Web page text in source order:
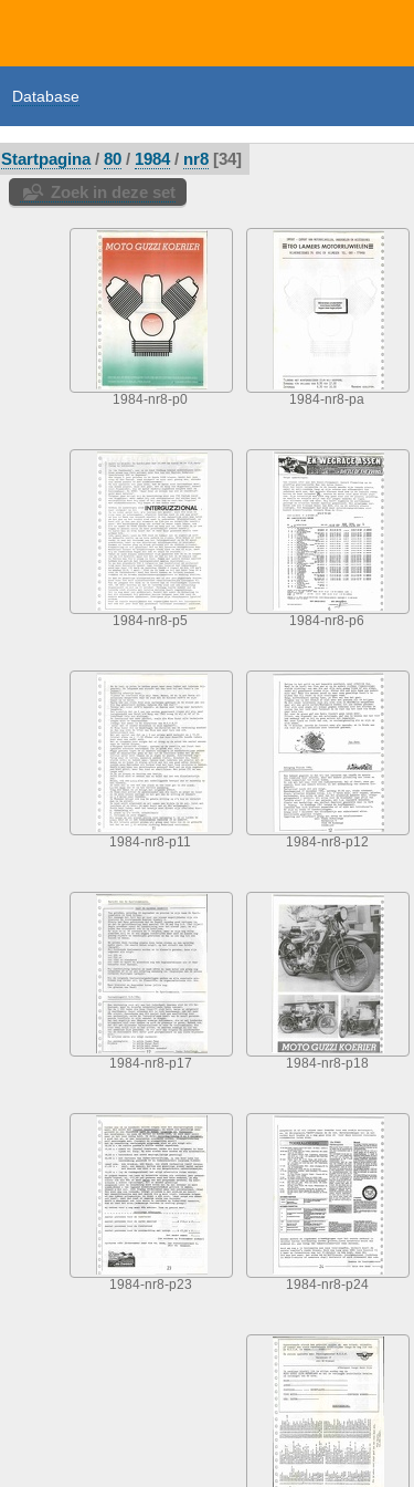
Database
Startpagina/ 80/ 1984/ nr8 34
Zoek in deze set
1984-nr8-p0 1984-nr8-pa
1984-nr8-p5 1984-nr8-p6
1984-nr8-p11 1984-nr8-p12
1984-nr8-p17 1984-nr8-p18
1984-nr8-p23 1984-nr8-p24